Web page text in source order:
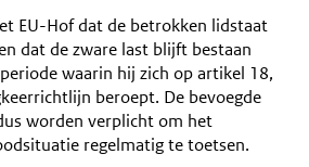
EU-Hof dat de betrokken lidstaat
dat de zware last blijft bestaan
waarin hij zich op artikel 18,
beroept. De bevoegde
worden verplicht om het
regelmatig te toetsen.